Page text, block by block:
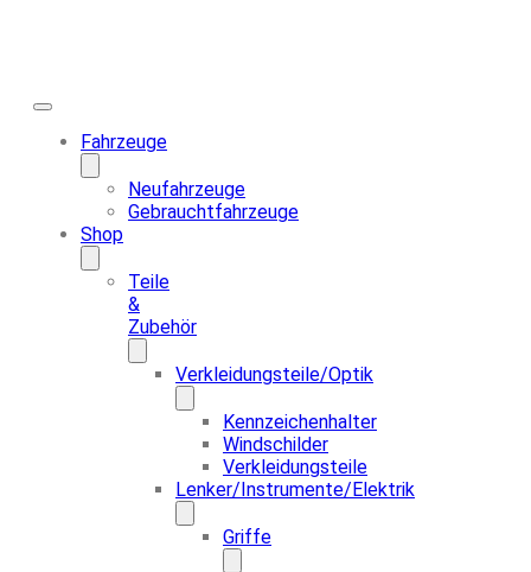
Fahrzeuge
Neufahrzeuge
Gebrauchtfahrzeuge
Shop
Teile
&
Zubehör
Verkleidungsteile/Optik
Kennzeichenhalter
Windschilder
Verkleidungsteile
Lenker/Instrumente/Elektrik
Griffe